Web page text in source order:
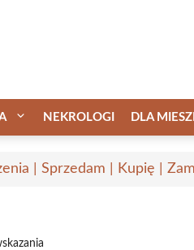
NEKROLOGI DLA
| Sprzedam | Kupię |